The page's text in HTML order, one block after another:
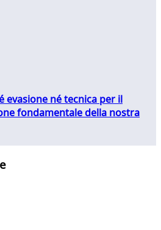
evasione né tecnica per il
fondamentale della nostra